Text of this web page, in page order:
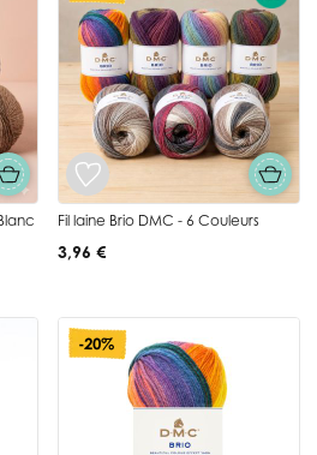
Fil laine Brio DMC - 6 Couleurs
3,96 €
-20%